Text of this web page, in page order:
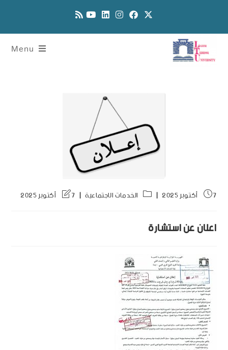
Menu
7 أكتوبر 2025 الخدمات الاجتماعية 7 أكتوبر 2025
اعلان عن استشارة